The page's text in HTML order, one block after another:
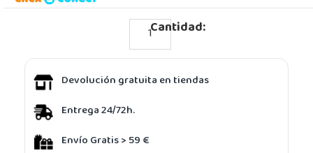
Cantidad:
Devolución gratuita en tiendas
Entrega 24/72h.
Envío Gratis > 59 €